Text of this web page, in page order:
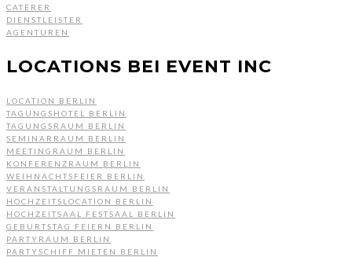
CATERER
DIENSTLEISTER
AGENTUREN
LOCATIONS BEI EVENT INC
LOCATION BERLIN
TAGUNGSHOTEL BERLIN
TAGUNGSRAUM BERLIN
SEMINARRAUM BERLIN
MEETINGRAUM BERLIN
KONFERENZRAUM BERLIN
WEIHNACHTSFEIER BERLIN
VERANSTALTUNGSRAUM BERLIN
HOCHZEITSLOCATION BERLIN
HOCHZEITSAAL FESTSAAL BERLIN
GEBURTSTAG FEIERN BERLIN
PARTYRAUM BERLIN
PARTYSCHIFF MIETEN BERLIN